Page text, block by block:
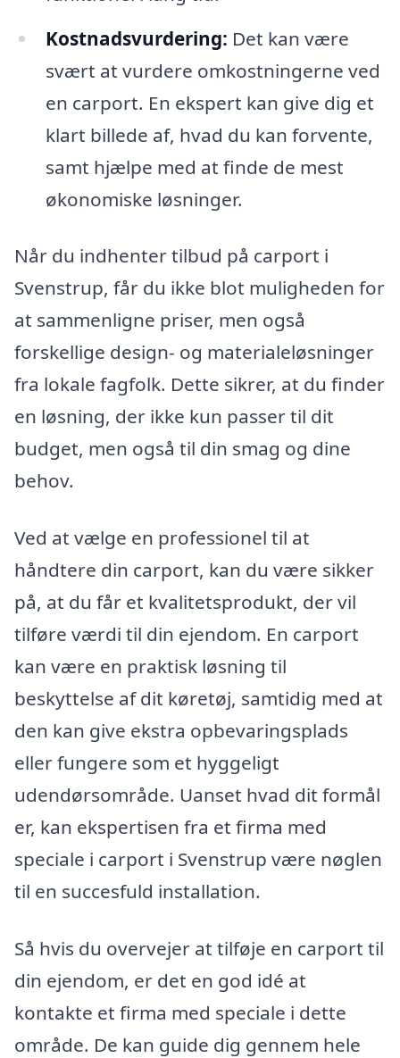
Kostnadsvurdering: Det kan være
svært at vurdere omkostningerne ved
en carport. En ekspert kan give dig et
klart billede af, hvad du kan forvente,
samt hjælpe med at finde de mest
økonomiske løsninger.
Når du indhenter tilbud på carport i
Svenstrup, får du ikke blot muligheden for
at sammenligne priser, men også
forskellige design- og materialeløsninger
fra lokale fagfolk. Dette sikrer, at du finder
en løsning, der ikke kun passer til dit
budget, men også til din smag og dine
behov.
Ved at vælge en professionel til at
håndtere din carport, kan du være sikker
på, at du får et kvalitetsprodukt, der vil
tilføre værdi til din ejendom. En carport
kan være en praktisk løsning til
beskyttelse af dit køretøj, samtidig med at
den kan give ekstra opbevaringsplads
eller fungere som et hyggeligt
udendørsområde. Uanset hvad dit formål
er, kan ekspertisen fra et firma med
speciale i carport i Svenstrup være nøglen
til en succesfuld installation.
Så hvis du overvejer at tilføje en carport til
din ejendom, er det en god idé at
kontakte et firma med speciale i dette
område. De kan guide dig gennem hele